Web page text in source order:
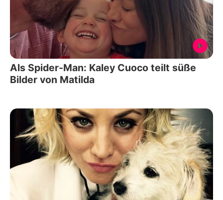
Als Spider-Man: Kaley Cuoco teilt süße
Bilder von Matilda